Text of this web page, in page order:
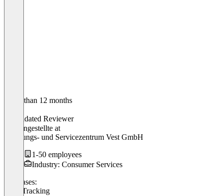
Older than 12 months
Validated Reviewer
Büroangestellte at
Schulungs- und Servicezentrum Vest GmbH
1-50 employees
Industry: Consumer Services
Use cases:
Time Tracking